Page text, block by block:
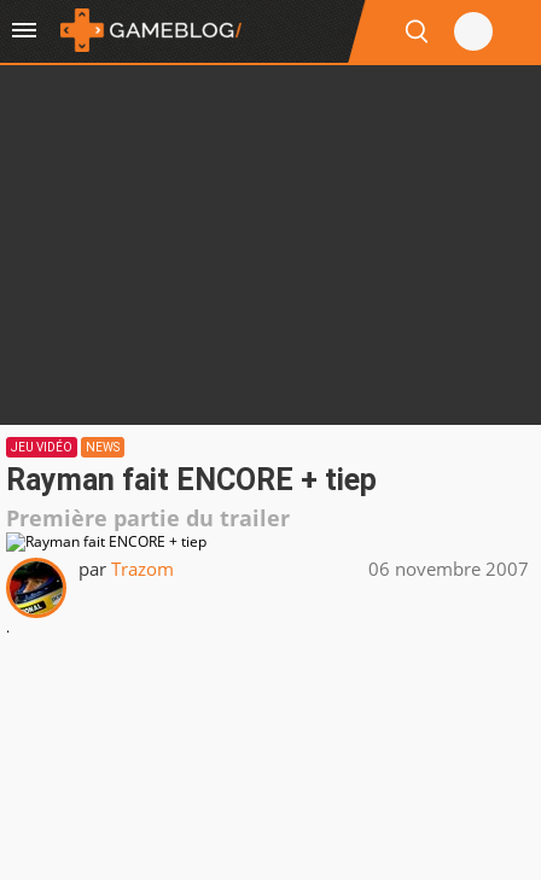
JEU VIDÉO NEWS
Rayman fait ENCORE + tiep
Première partie du trailer
par Trazom 06 novembre 2007
.